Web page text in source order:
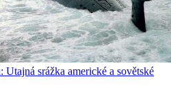
srážka americké a sovětské